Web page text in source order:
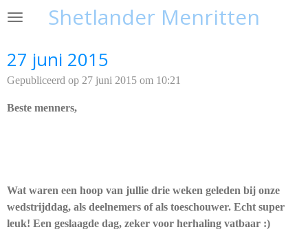
Ga
de
hoofdinhoud
Shetlander Menritten
27 juni 2015
Gepubliceerd op 27 juni 2015 om 10:21
Beste menners,
Wat waren een hoop van jullie drie weken geleden bij onze
wedstrijddag, als deelnemers of als toeschouwer. Echt super
leuk! Een geslaagde dag, zeker voor herhaling vatbaar :)